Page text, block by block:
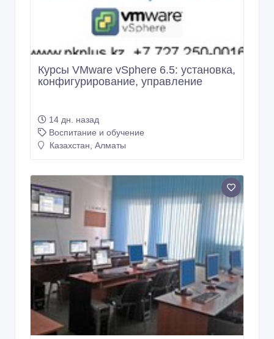
Курсы VMware vSphere 6.5: установка,
конфигурирование, управление
14 дн. назад
Воспитание и обучение
Казахстан, Алматы